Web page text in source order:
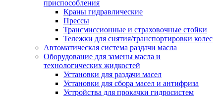
приспособления
Краны гидравлические
Прессы
Трансмиссионные и страховочные стойки
Тележки для снятия/транспортировки колес
Автоматическая система раздачи масла
Оборудование для замены масла и
технологических жидкостей
Установки для раздачи масел
Установки для сбора масел и антифриза
Устройства для прокачки гидросистем